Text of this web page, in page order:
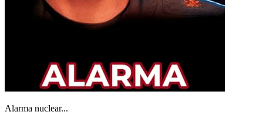
Alarma nuclear...